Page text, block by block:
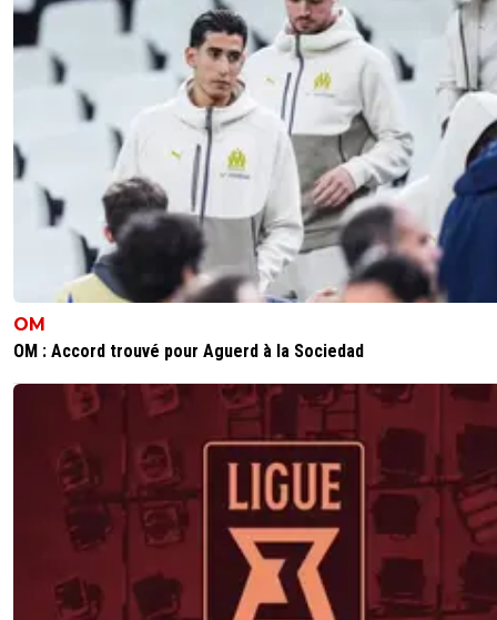
comme dans n’importe quelle boîte...De là à dire qu’il
changer d’air? Les “journalistes” (🤔🤔🤔)espagoins à la
baguette, comme d’hab
0+ Répondre
psgpsg 28 décembre 2020 à 13:08
J'avais compris son message comme de la politesse
simplement.
0+
vermeer 28 décembre 2020 à 13:22 +179
tout..^^
0+ Répondre
piazorre-wait-and-see 28 décembre 2020 à 12:41
voila....comme ca on prepare gentiment le terrain pour
articles a venir d'ici quelques jours/semaines...."mbappe
partir car il fait sa diva et ne supporte plus de ne plus
passes droits avec tuchel"....blablabla...et invariablement
tomberont la tete la premiere dans ce genre d'article
basé sur du vent...le sens du vent pour etre exacte....ca
sympa....
OM
OM : Accord trouvé pour Aguerd à la Sociedad